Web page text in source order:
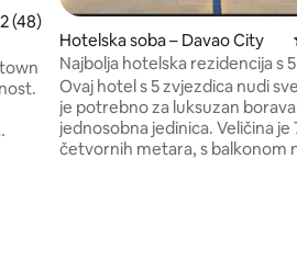
ocjena: 4,92/5, recenzija: 48
(48)
Hotelska soba – Davao City
Najbolja hotelska rezidencija s
Ovaj hotel s 5 zvjezdica nudi
je potrebno za luksuzan
jednosobna jedinica. Veličina je
četvornih metara, s balkonom